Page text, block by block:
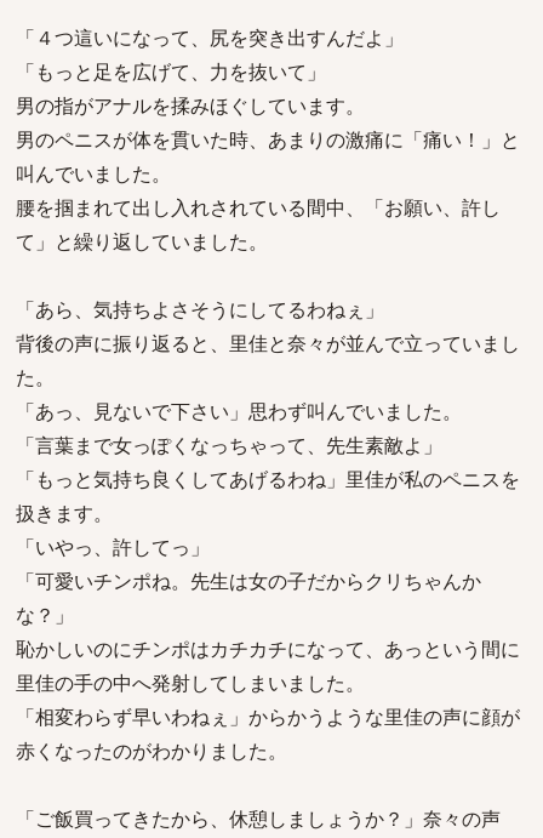
「４つ這いになって、尻を突き出すんだよ」
「もっと足を広げて、力を抜いて」
男の指がアナルを揉みほぐしています。
男のペニスが体を貫いた時、あまりの激痛に「痛い！」と
叫んでいました。
腰を掴まれて出し入れされている間中、「お願い、許し
て」と繰り返していました。
「あら、気持ちよさそうにしてるわねぇ」
背後の声に振り返ると、里佳と奈々が並んで立っていまし
た。
「あっ、見ないで下さい」思わず叫んでいました。
「言葉まで女っぽくなっちゃって、先生素敵よ」
「もっと気持ち良くしてあげるわね」里佳が私のペニスを
扱きます。
「いやっ、許してっ」
「可愛いチンポね。先生は女の子だからクリちゃんか
な？」
恥かしいのにチンポはカチカチになって、あっという間に
里佳の手の中へ発射してしまいました。
「相変わらず早いわねぇ」からかうような里佳の声に顔が
赤くなったのがわかりました。
「ご飯買ってきたから、休憩しましょうか？」奈々の声